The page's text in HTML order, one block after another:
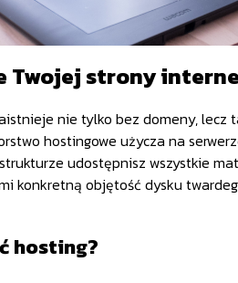
Twojej strony
nie tylko bez domeny, lecz
hostingowe użycza na
udostępnisz wszystkie
konkretną objętość dysku
hosting?